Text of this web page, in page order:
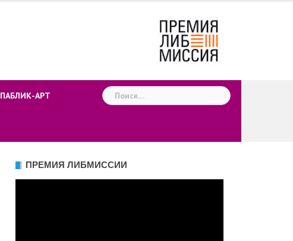
ПАБЛИК-АРТ Найти:
ПРЕМИЯ ЛИБМИССИИ